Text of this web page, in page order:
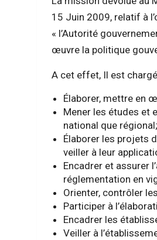
15 Juin 2009, relatif à
« l’Autorité
œuvre la politique
A cet effet, Il est
Élaborer, mettre en
Mener les études et
national que régional;
Élaborer les projets
veiller à leur
Encadrer et assurer
réglementation en
Orienter, contrôler
Participer à
Encadrer les
Veiller à